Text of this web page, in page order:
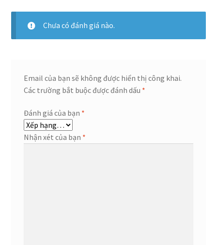
Chưa có đánh giá nào.
Email của bạn sẽ không được hiển thị công khai.
Các trường bắt buộc được đánh dấu *
Đánh giá của bạn *
Nhận xét của bạn *